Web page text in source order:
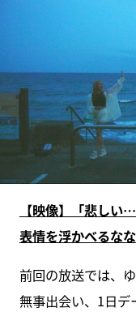
【映像】「悲しい
表情を浮かべるなな
前回の放送では、
無事出会い、1日